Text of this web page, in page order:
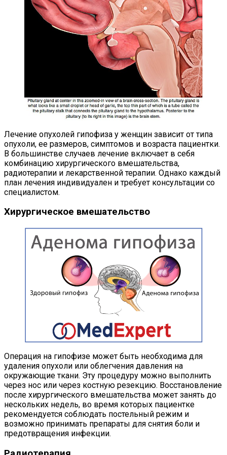
Лечение опухолей гипофиза у женщин зависит от типа
опухоли, ее размеров, симптомов и возраста пациентки.
В большинстве случаев лечение включает в себя
комбинацию хирургического вмешательства,
радиотерапии и лекарственной терапии. Однако каждый
план лечения индивидуален и требует консультации со
специалистом.
Хирургическое вмешательство
Операция на гипофизе может быть необходима для
удаления опухоли или облегчения давления на
окружающие ткани. Эту процедуру можно выполнить
через нос или через костную резекцию. Восстановление
после хирургического вмешательства может занять до
нескольких недель, во время которых пациентке
рекомендуется соблюдать постельный режим и
возможно принимать препараты для снятия боли и
предотвращения инфекции.